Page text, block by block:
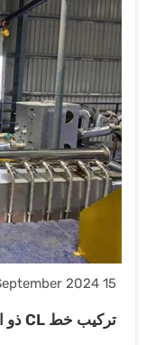
15 September 2024
تركيب خط CL ذو الشعاع الواحد بنجاح في الهند